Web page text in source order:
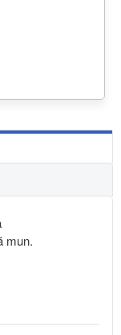
mun.